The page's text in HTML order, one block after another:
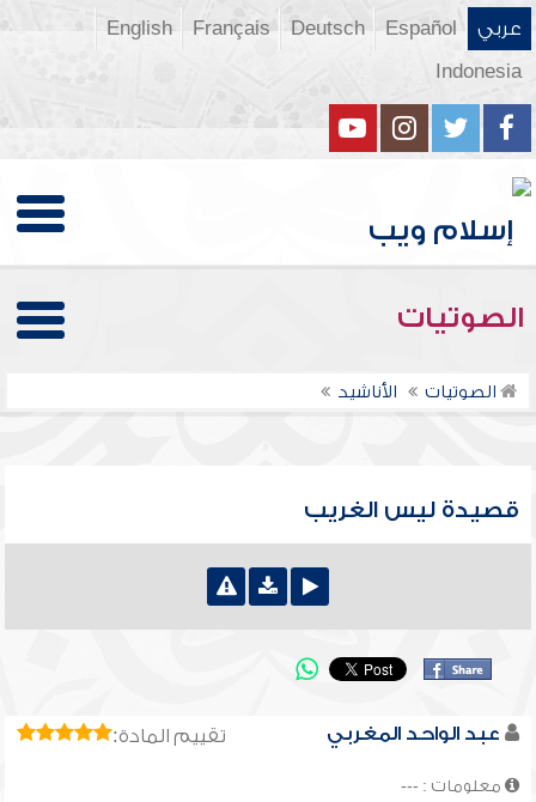
عربي Español
Deutsch
Français
English
Indonesia
الصوتيات
الصوتيات الأناشيد
قصيدة ليس الغريب
تقييم المادة: عبد الواحد المغربي
معلومات : ---